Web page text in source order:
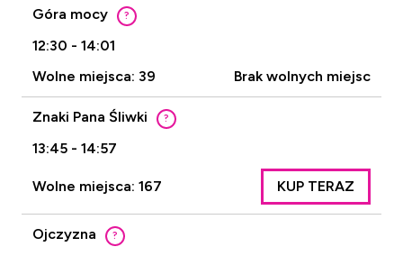
Góra mocy ?
12:30 - 14:01
Wolne miejsca: 39
Brak wolnych miejsc
Znaki Pana Śliwki ?
13:45 - 14:57
Wolne miejsca: 167 KUP TERAZ
Ojczyzna ?